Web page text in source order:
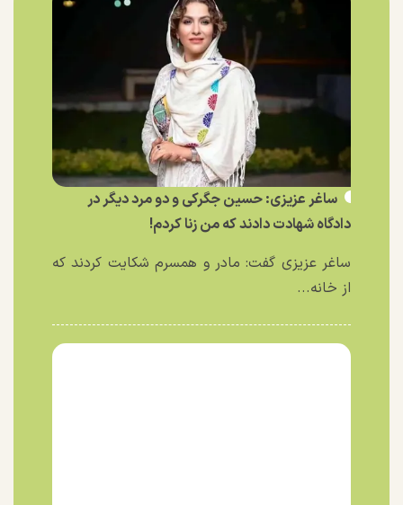
ساغر عزیزی: حسین جگرکی و دو مرد دیگر در
دادگاه شهادت دادند که من زنا کردم!
ساغر عزیزی گفت: مادر و همسرم شکایت کردند که
از خانه...